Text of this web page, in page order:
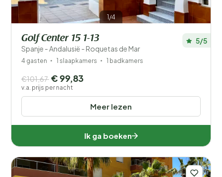
1/4
Golf Center 15 1-13
Spanje - Andalusië - Roquetas de Mar
5/5
4 gasten 1 slaapkamers 1 badkamers
Meer lezen
€101,67 € 99,83
v.a. prijs per nacht
Ik ga boeken